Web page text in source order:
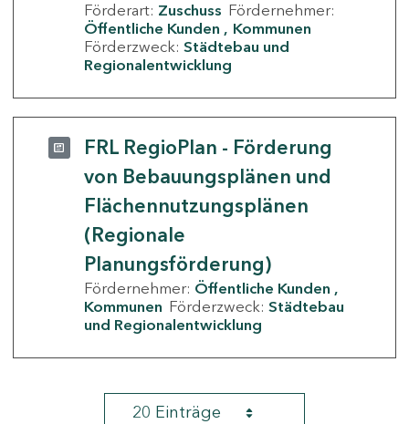
Förderart: Zuschuss Fördernehmer:
Öffentliche Kunden
Kommunen
Förderzweck: Städtebau und
Regionalentwicklung
FRL RegioPlan - Förderung
von Bebauungsplänen und
Flächennutzungsplänen
(Regionale
Planungsförderung)
Fördernehmer: Öffentliche Kunden
Kommunen Förderzweck: Städtebau
und Regionalentwicklung
20 Einträge